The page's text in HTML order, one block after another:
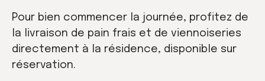
Pour bien commencer la journée, profitez de
la livraison de pain frais et de viennoiseries
directement à la résidence, disponible sur
réservation.